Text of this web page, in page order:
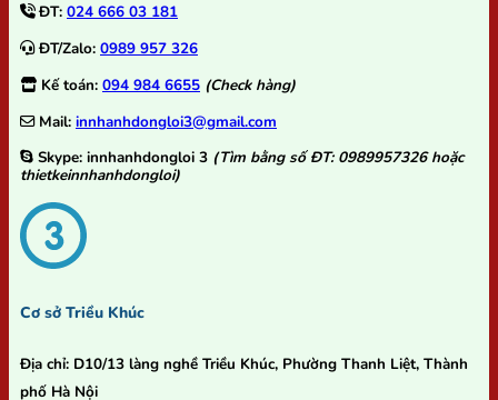
ĐT: 024 666 03 181
ĐT/Zalo: 0989 957 326
Kế toán: 094 984 6655 (Check hàng)
Mail: innhanhdongloi3@gmail.com
Skype: innhanhdongloi 3 (Tìm bằng số ĐT: 0989957326 hoặc
thietkeinnhanhdongloi)
Cơ sở Triều Khúc
Địa chỉ: D10/13 làng nghề Triều Khúc, Phường Thanh Liệt, Thành
phố Hà Nội